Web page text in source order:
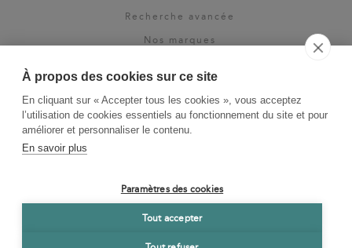
À propos des cookies sur ce site
En cliquant sur « Accepter tous les cookies », vous acceptez
l’utilisation de cookies essentiels au fonctionnement du site et pour
améliorer et personnaliser le contenu.
En savoir plus
Paramètres des cookies
Tout accepter
Recherche avancée
Nos marques
Espace pro
Newsletter
La Vie des Classiques